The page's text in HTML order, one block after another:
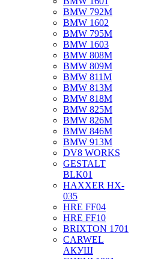
BMW 792M
BMW 1602
BMW 795M
BMW 1603
BMW 808M
BMW 809M
BMW 811M
BMW 813M
BMW 818M
BMW 825M
BMW 826M
BMW 846M
BMW 913M
DV8 WORKS
GESTALT
BLK01
HAXXER HX-
035
HRE FF04
HRE FF10
BRIXTON 1701
CARWEL
АКУШ